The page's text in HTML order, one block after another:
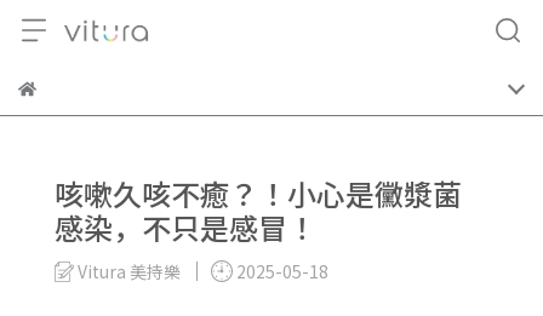
咳嗽久咳不癒？！小心是黴漿菌
感染，不只是感冒！
Vitura 美持樂 2025-05-18